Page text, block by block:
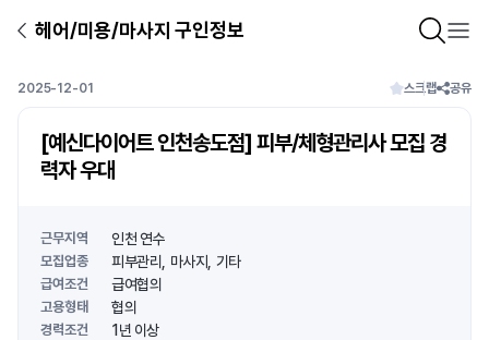
헤어/미용/마사지 구인정보
2025-12-01 스크랩 공유
[예신다이어트 인천송도점] 피부/체형관리사 모집 경
력자 우대
근무지역 인천 연수
모집업종 피부관리 마사지 기타
급여조건 급여협의
고용형태 협의
경력조건 1년 이상